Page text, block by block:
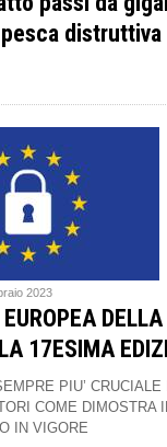
distruttiva
2023
17ESIMA
PIU’
COME DIMOSTRA
IN VIGORE